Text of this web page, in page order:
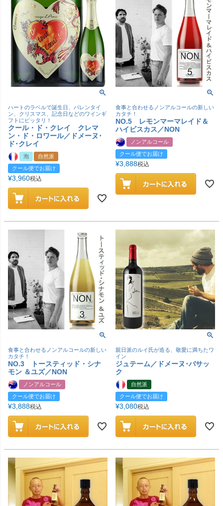
ハートのラベルで誕生日、バレンタイ
ン、クリスマス、記念日などのワインギ
フトにピッタリ！
クール・ド・クレイ クレマ
ン・ド・ロワール／ドメーヌ･
ド･クレイ
泡
自然派
クール便でお届け
¥3,960税込
食事と合わせるノンアルコールの新しい
カタチ！
NO.5 レモンマーマレイド＆
ハイビスカス／NON
ノンアルコール
クール便でお届け
¥3,888税込
食事と合わせるノンアルコールの新しい
カタチ！
NO.3 トースティッド・シナ
モン ＆ユズ／NON
ノンアルコール
クール便でお届け
¥3,888税込
親日派のルイ氏が造る、敬愛に満ちたワ
イン
ジュテーム／ドメーヌ･バサッ
ク
自然派
クール便でお届け
¥3,080税込